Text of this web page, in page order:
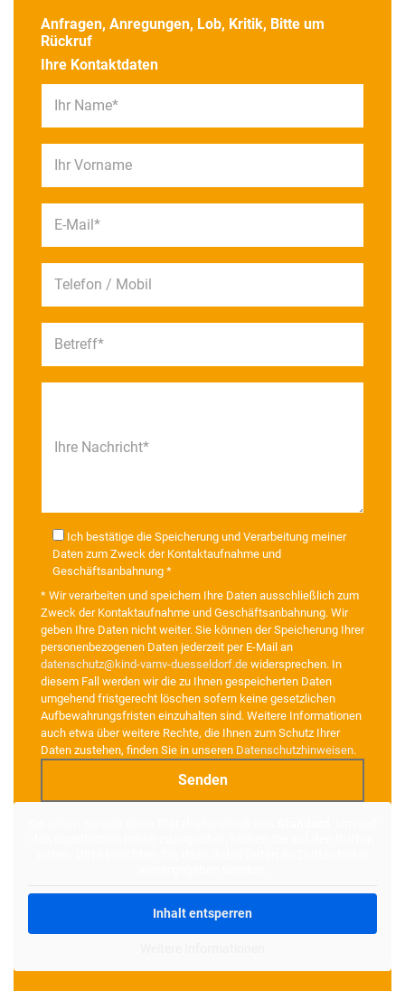
Anfragen, Anregungen, Lob, Kritik, Bitte um
Rückruf
Ihre Kontaktdaten
Ihr Name*
Ihr Vorname
E-Mail*
Telefon / Mobil
Betreff*
Ihre Nachricht*
Ich bestätige die Speicherung und Verarbeitung meiner
Daten zum Zweck der Kontaktaufnahme und
Geschäftsanbahnung *
* Wir verarbeiten und speichern Ihre Daten ausschließlich zum
Zweck der Kontaktaufnahme und Geschäftsanbahnung. Wir
geben Ihre Daten nicht weiter. Sie können der Speicherung Ihrer
personenbezogenen Daten jederzeit per E-Mail an
datenschutz@kind-vamv-duesseldorf.de widersprechen. In
diesem Fall werden wir die zu Ihnen gespeicherten Daten
umgehend fristgerecht löschen sofern keine gesetzlichen
Aufbewahrungsfristen einzuhalten sind. Weitere Informationen
auch etwa über weitere Rechte, die Ihnen zum Schutz Ihrer
Daten zustehen, finden Sie in unseren Datenschutzhinweisen.
Inhalt entsperren